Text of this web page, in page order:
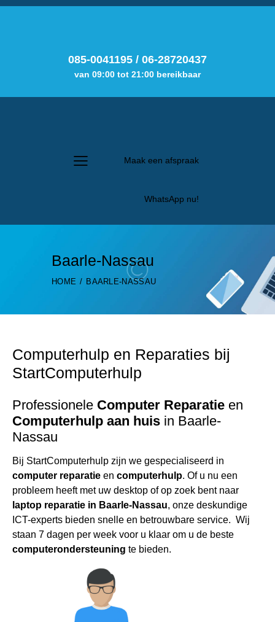
085-0041195 / 06-28720437
van 09:00 tot 21:00 bereikbaar
Maak een afspraak
WhatsApp nu!
Baarle-Nassau
HOME BAARLE-NASSAU
Computerhulp en Reparaties bij
StartComputerhulp
Professionele Computer Reparatie en
Computerhulp aan huis in Baarle-
Nassau
Bij StartComputerhulp zijn we gespecialiseerd in
computer reparatie en computerhulp. Of u nu een
probleem heeft met uw desktop of op zoek bent naar
laptop reparatie in Baarle-Nassau, onze deskundige
ICT-experts bieden snelle en betrouwbare service. Wij
staan 7 dagen per week voor u klaar om u de beste
computerondersteuning te bieden.